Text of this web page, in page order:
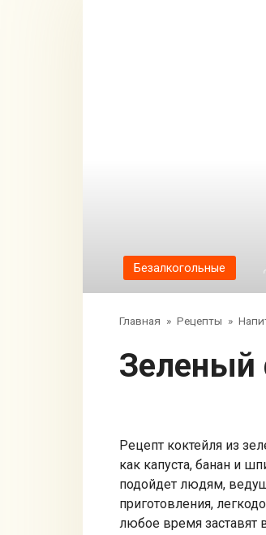
Безалкогольные
Главная » Рецепты »
Рецепт коктейля из
как капуста, банан и
подойдет людям,
приготовления,
любое время заставят